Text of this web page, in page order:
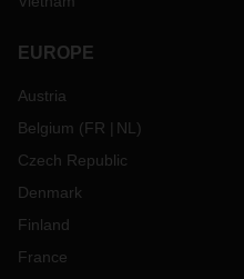
EUROPE
Austria
Belgium (FR NL )
Czech Republic
Denmark
Finland
France